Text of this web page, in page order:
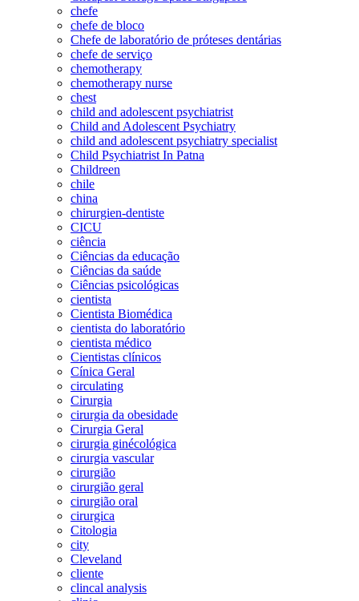
chefe
chefe de bloco
Chefe de laboratório de próteses dentárias
chefe de serviço
chemotherapy
chemotherapy nurse
chest
child and adolescent psychiatrist
Child and Adolescent Psychiatry
child and adolescent psychiatry specialist
Child Psychiatrist In Patna
Childreen
chile
china
chirurgien-dentiste
CICU
ciência
Ciências da educação
Ciências da saúde
Ciências psicológicas
cientista
Cientista Biomédica
cientista do laboratório
cientista médico
Cientistas clínicos
Cínica Geral
circulating
Cirurgia
cirurgia da obesidade
Cirurgia Geral
cirurgia ginécológica
cirurgia vascular
cirurgião
cirurgião geral
cirurgião oral
cirurgica
Citologia
city
Cleveland
cliente
clincal analysis